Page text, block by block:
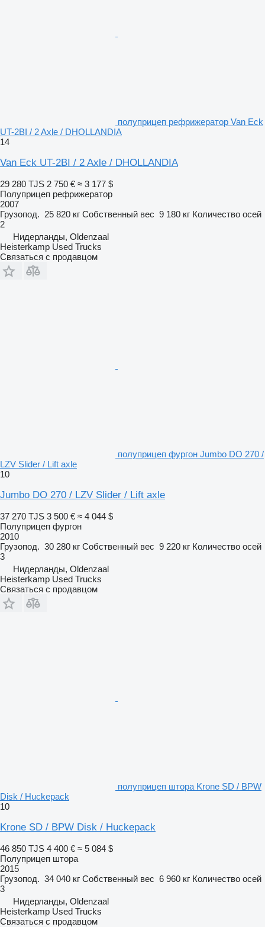
полуприцеп рефрижератор Van Eck
UT-2BI / 2 Axle / DHOLLANDIA
14
Van Eck UT-2BI / 2 Axle / DHOLLANDIA
29 280 TJS 2 750 € ≈ 3 177 $
Полуприцеп рефрижератор
2007
Грузопод. 25 820 кг Собственный вес 9 180 кг Количество осей
2
Нидерланды, Oldenzaal
Heisterkamp Used Trucks
Связаться с продавцом
полуприцеп фургон Jumbo DO 270 /
LZV Slider / Lift axle
10
Jumbo DO 270 / LZV Slider / Lift axle
37 270 TJS 3 500 € ≈ 4 044 $
Полуприцеп фургон
2010
Грузопод. 30 280 кг Собственный вес 9 220 кг Количество осей
3
Нидерланды, Oldenzaal
Heisterkamp Used Trucks
Связаться с продавцом
полуприцеп штора Krone SD / BPW
Disk / Huckepack
10
Krone SD / BPW Disk / Huckepack
46 850 TJS 4 400 € ≈ 5 084 $
Полуприцеп штора
2015
Грузопод. 34 040 кг Собственный вес 6 960 кг Количество осей
3
Нидерланды, Oldenzaal
Heisterkamp Used Trucks
Связаться с продавцом